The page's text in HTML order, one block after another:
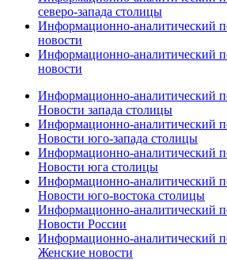
северо-запада столицы
Информационно-аналитический
новости
Информационно-аналитический
новости
Информационно-аналитический
Новости запада столицы
Информационно-аналитический
Новости юго-запада столицы
Информационно-аналитический
Новости юга столицы
Информационно-аналитический
Новости юго-востока столицы
Информационно-аналитический
Новости России
Информационно-аналитический
Женские новости